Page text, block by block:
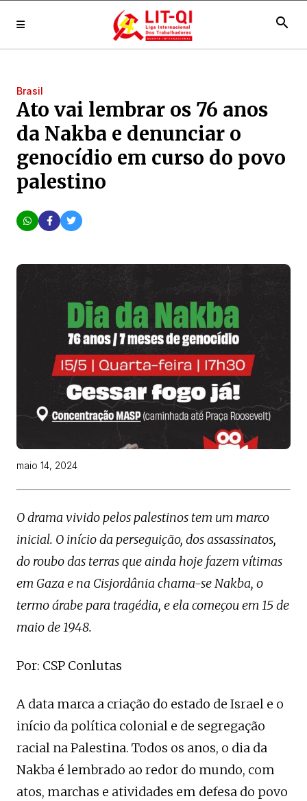
search
Brasil
Ato vai lembrar os 76 anos
da Nakba e denunciar o
genocídio em curso do povo
palestino
maio 14, 2024
O drama vivido pelos palestinos tem um marco
inicial. O início da perseguição, dos assassinatos,
do roubo das terras que ainda hoje fazem vítimas
em Gaza e na Cisjordânia chama-se Nakba, o
termo árabe para tragédia, e ela começou em 15 de
maio de 1948.
Por: CSP Conlutas
A data marca a criação do estado de Israel e o
início da política colonial e de segregação
racial na Palestina. Todos os anos, o dia da
Nakba é lembrado ao redor do mundo, com
atos, marchas e atividades em defesa do povo